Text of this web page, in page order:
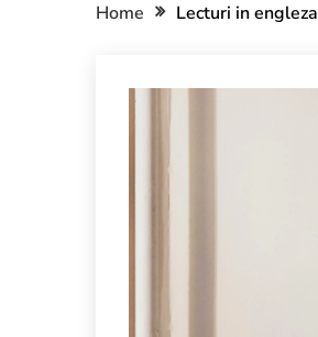
Home Lecturi in engleza